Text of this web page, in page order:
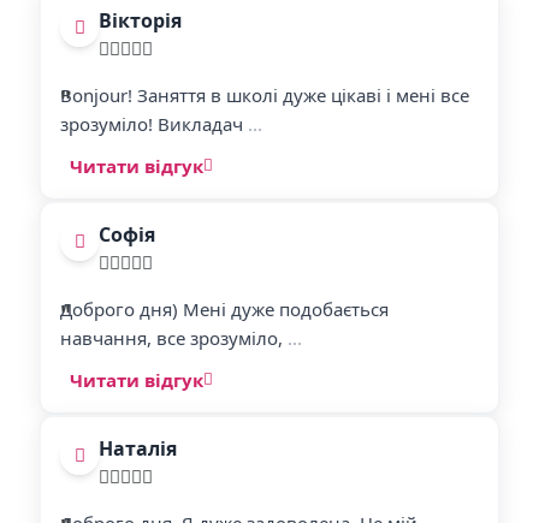
Вікторія
"
Bonjour! Заняття в школі дуже цікаві і мені все
зрозуміло! Викладач ...
Читати відгук
"
Софія
"
Доброго дня) Мені дуже подобається
навчання, все зрозуміло, ...
Читати відгук
"
Наталія